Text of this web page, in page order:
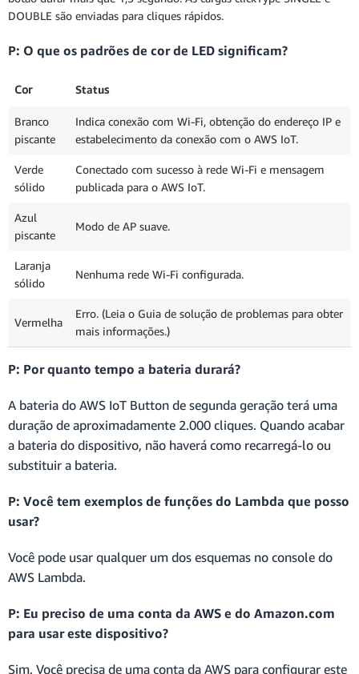
DOUBLE são enviadas para cliques rápidos.
P: O que os padrões de cor de LED significam?
Cor Status
Branco
piscante
Indica conexão com Wi-Fi, obtenção do endereço IP e
estabelecimento da conexão com o AWS IoT.
Verde
sólido
Conectado com sucesso à rede Wi-Fi e mensagem
publicada para o AWS IoT.
Azul
piscante
Modo de AP suave.
Laranja
sólido
Nenhuma rede Wi-Fi configurada.
Vermelha
Erro. (Leia o Guia de solução de problemas para obter
mais informações.)
P: Por quanto tempo a bateria durará?
A bateria do AWS IoT Button de segunda geração terá uma
duração de aproximadamente 2.000 cliques. Quando acabar
a bateria do dispositivo, não haverá como recarregá-lo ou
substituir a bateria.
P: Você tem exemplos de funções do Lambda que posso
usar?
Você pode usar qualquer um dos esquemas no console do
AWS Lambda.
P: Eu preciso de uma conta da AWS e do Amazon.com
para usar este dispositivo?
Sim. Você precisa de uma conta da AWS para configurar este